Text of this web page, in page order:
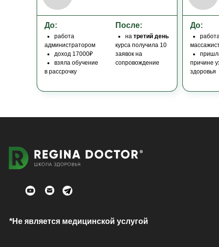
До:
работа
администратором
доход 17000₽
взяла обучение
в рассрочку
После:
на третий день
курса получила 10
заявок на
сопровождение
До:
причине
здоровья
*Не является медицинской услугой